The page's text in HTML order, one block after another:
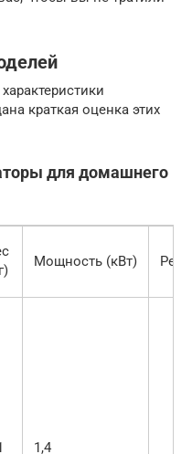
краткая оценка этих
для домашнего
Мощность (кВт)
1,4